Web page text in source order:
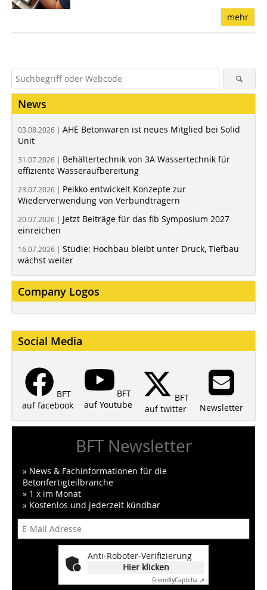
mehr
News
03.08.2026 | AHE Betonwaren ist neues Mitglied bei Solid
Unit
31.07.2026 | Behältertechnik von 3A Wassertechnik für
effiziente Wasseraufbereitung
23.07.2026 | Peikko entwickelt Konzepte zur
Wiederverwendung von Verbundträgern
20.07.2026 | Jetzt Beiträge für das fib Symposium 2027
einreichen
16.07.2026 | Studie: Hochbau bleibt unter Druck, Tiefbau
wächst weiter
Company Logos
Social Media
BFT
auf facebook
BFT
auf Youtube
BFT
auf twitter
Newsletter
BFT Newsletter
» News & Fachinformationen für die
Betonfertigteilbranche
» 1 x im Monat
» Kostenlos und jederzeit kündbar
Anti-Roboter-Verifizierung
Hier klicken
FriendlyCaptcha ⇗